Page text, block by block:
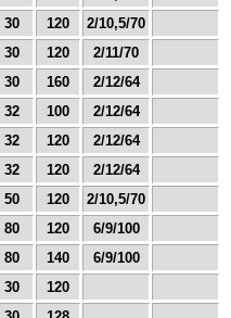
30 120
2/10,5/70
30 120
2/11/70
30 160
2/12/64
32 100
2/12/64
32 120
2/12/64
32 120
2/12/64
50 120
2/10,5/70
80 120
6/9/100
80 140
6/9/100
30
120